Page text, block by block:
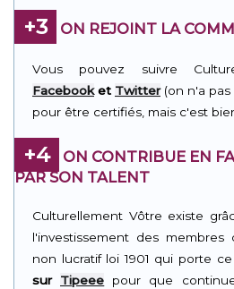
+3 ON REJOINT LA
Vous pouvez suivre
Facebooket Twitter(on n'a pas
pour être certifiés, mais c'est
+4
ON CONTRIBUE EN
PAR SON TALENT
Culturellement Vôtre existe
l'investissement des
non lucratif loi 1901 qui porte
sur Tipeee pour que